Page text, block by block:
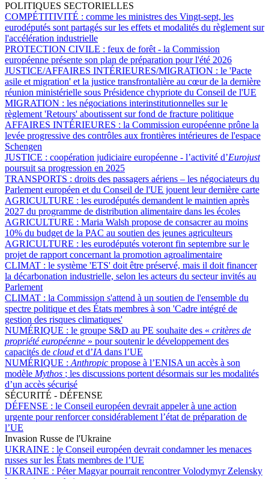
POLITIQUES SECTORIELLES
COMPÉTITIVITÉ : comme les ministres des Vingt-sept, les
eurodéputés sont partagés sur les effets et modalités du règlement sur
l'accélération industrielle
PROTECTION CIVILE : feux de forêt - la Commission
européenne présente son plan de préparation pour l'été 2026
JUSTICE/AFFAIRES INTÉRIEURES/MIGRATION : le 'Pacte
asile et migration' et la justice transfrontalière au cœur de la dernière
réunion ministérielle sous Présidence chypriote du Conseil de l'UE
MIGRATION : les négociations interinstitutionnelles sur le
règlement 'Retours' aboutissent sur fond de fracture politique
AFFAIRES INTÉRIEURES : la Commission européenne prône la
levée progressive des contrôles aux frontières intérieures de l'espace
Schengen
JUSTICE : coopération judiciaire européenne - l’activité d’Eurojust
poursuit sa progression en 2025
TRANSPORTS : droits des passagers aériens – les négociateurs du
Parlement européen et du Conseil de l'UE jouent leur dernière carte
AGRICULTURE : les eurodéputés demandent le maintien après
2027 du programme de distribution alimentaire dans les écoles
AGRICULTURE : Maria Walsh propose de consacrer au moins
10% du budget de la PAC au soutien des jeunes agriculteurs
AGRICULTURE : les eurodéputés voteront fin septembre sur le
projet de rapport concernant la promotion agroalimentaire
CLIMAT : le système 'ETS' doit être préservé, mais il doit financer
la décarbonation industrielle, selon les acteurs du secteur invités au
Parlement
CLIMAT : la Commission s'attend à un soutien de l'ensemble du
spectre politique et des États membres à son 'Cadre intégré de
gestion des risques climatiques'
NUMÉRIQUE : le groupe S&D au PE souhaite des « critères de
propriété européenne » pour soutenir le développement des
capacités de cloud et d’IA dans l’UE
NUMÉRIQUE : Anthropic propose à l’ENISA un accès à son
modèle Mythos ; les discussions portent désormais sur les modalités
d’un accès sécurisé
SÉCURITÉ - DÉFENSE
DÉFENSE : le Conseil européen devrait appeler à une action
urgente pour renforcer considérablement l’état de préparation de
l’UE
Invasion Russe de l'Ukraine
UKRAINE : le Conseil européen devrait condamner les menaces
russes sur les États membres de l’UE
UKRAINE : Péter Magyar pourrait rencontrer Volodymyr Zelensky